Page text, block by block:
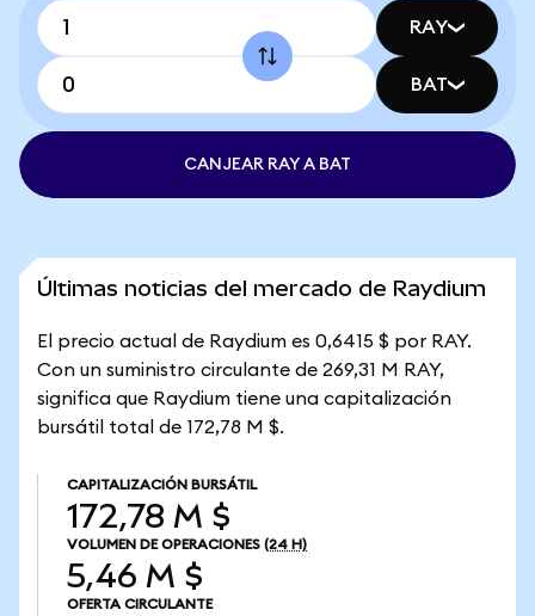
RAY
BAT
CANJEAR RAY A BAT
Últimas noticias del mercado de Raydium
El precio actual de Raydium es 0,6415 $ por RAY.
Con un suministro circulante de 269,31 M RAY,
significa que Raydium tiene una capitalización
bursátil total de 172,78 M $.
CAPITALIZACIÓN BURSÁTIL
172,78 M $
VOLUMEN DE OPERACIONES (24 H)
5,46 M $
OFERTA CIRCULANTE